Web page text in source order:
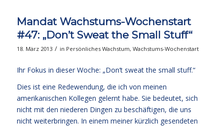
Mandat Wachstums-Wochenstart
#47: „Don’t Sweat the Small Stuff“
18. März 2013 / in Persönliches Wachstum, Wachstums-Wochenstart
Ihr Fokus in dieser Woche: „Don’t sweat the small stuff.“
Dies ist eine Redewendung, die ich von meinen
amerikanischen Kollegen gelernt habe. Sie bedeutet, sich
nicht mit den niederen Dingen zu beschäftigen, die uns
nicht weiterbringen. In einem meiner kürzlich gesendeten